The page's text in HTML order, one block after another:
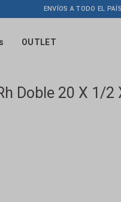
OUTLET
ENVÍOS A TODO EL PAÍS
Doble 20 X 1/2